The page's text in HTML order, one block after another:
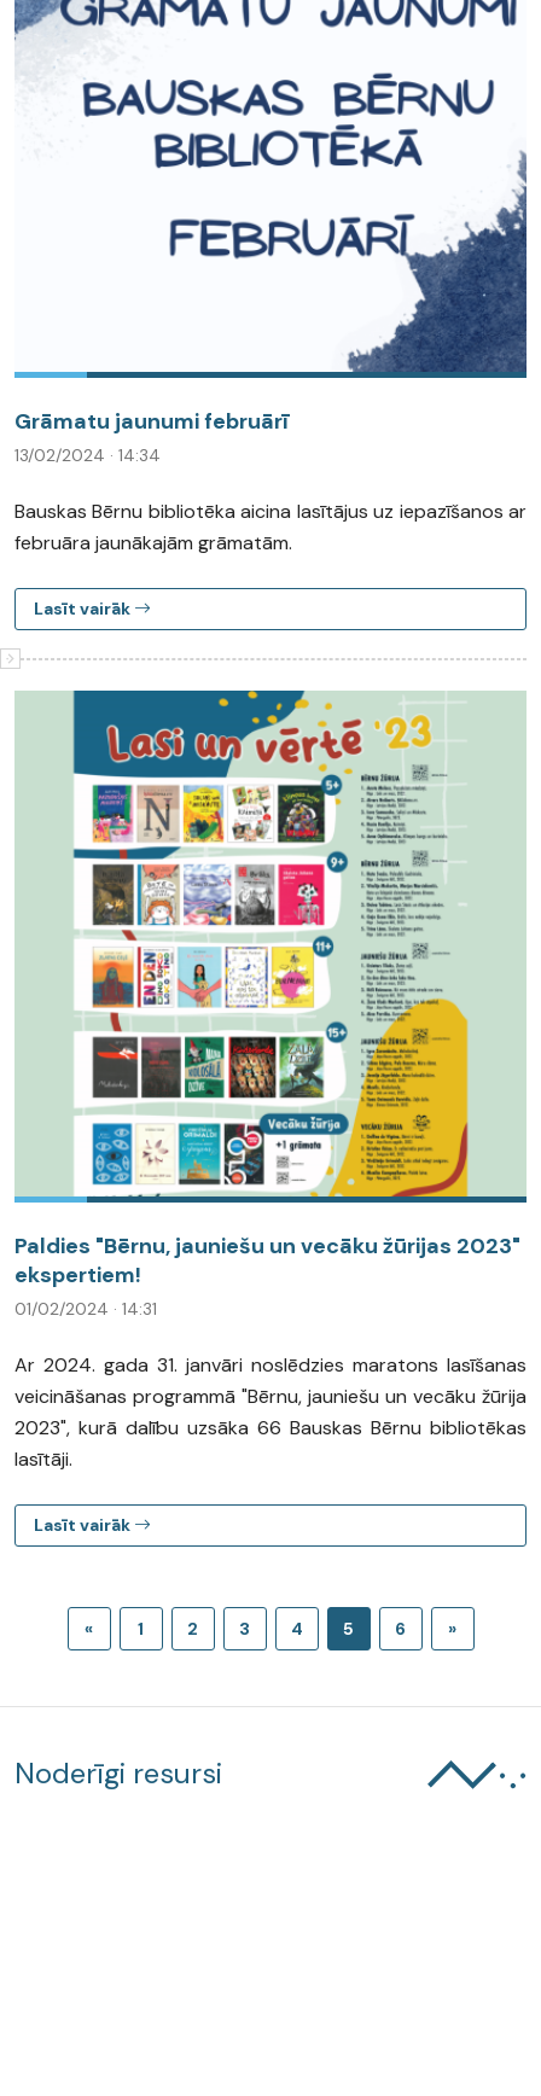
Grāmatu jaunumi februārī
13/02/2024 · 14:34
Bauskas Bērnu bibliotēka aicina lasītājus uz iepazīšanos ar
februāra jaunākajām grāmatām.
Lasīt vairāk
Paldies "Bērnu, jauniešu un vecāku žūrijas 2023"
ekspertiem!
01/02/2024 · 14:31
Ar 2024. gada 31. janvāri noslēdzies maratons lasīšanas
veicināšanas programmā "Bērnu, jauniešu un vecāku žūrija
2023", kurā dalību uzsāka 66 Bauskas Bērnu bibliotēkas
lasītāji.
Lasīt vairāk
« 1 2 3 4 5 6 »
Noderīgi resursi